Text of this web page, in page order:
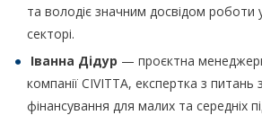
та володіє значним досвідом роботи
секторі.
Іванна Дідур — проєктна
компанії CIVITTA, експертка з питань
фінансування для малих та середніх